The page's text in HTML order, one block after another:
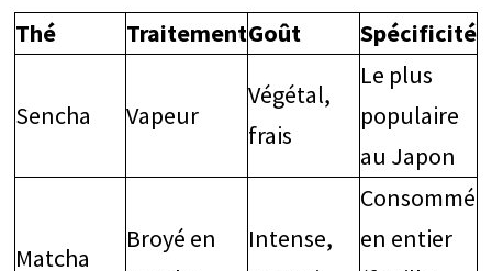
Thé TraitementGoût Spécificité
Sencha Vapeur
Végétal,
frais
Le plus
populaire
au Japon
Matcha
Broyé en
Intense,
Consommé
en entier